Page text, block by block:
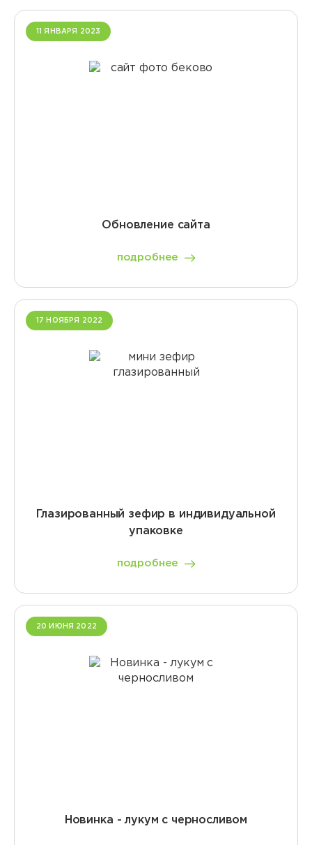
11 ЯНВАРЯ 2023
Обновление сайта
подробнее
17 НОЯБРЯ 2022
Глазированный зефир в индивидуальной
упаковке
подробнее
20 ИЮНЯ 2022
Новинка - лукум с черносливом